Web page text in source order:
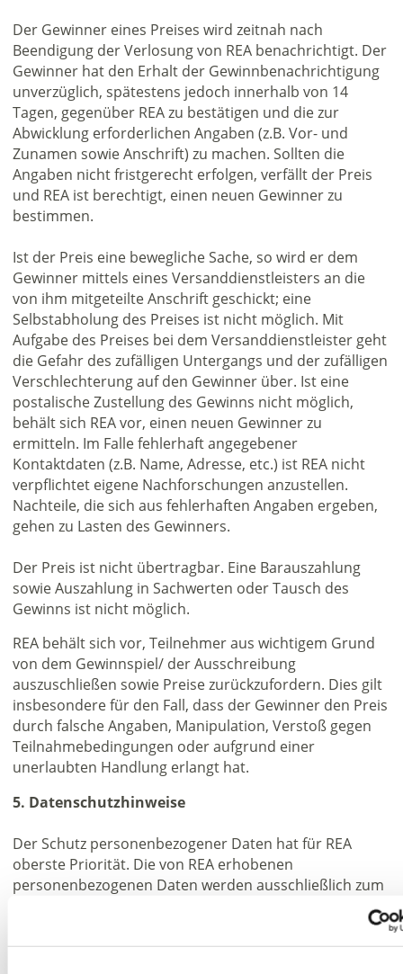
Der Gewinner eines Preises wird zeitnah nach
Beendigung der Verlosung von REA benachrichtigt. Der
Gewinner hat den Erhalt der Gewinnbenachrichtigung
unverzüglich, spätestens jedoch innerhalb von 14
Tagen, gegenüber REA zu bestätigen und die zur
Abwicklung erforderlichen Angaben (z.B. Vor- und
Zunamen sowie Anschrift) zu machen. Sollten die
Angaben nicht fristgerecht erfolgen, verfällt der Preis
und REA ist berechtigt, einen neuen Gewinner zu
bestimmen.
Ist der Preis eine bewegliche Sache, so wird er dem
Gewinner mittels eines Versanddienstleisters an die
von ihm mitgeteilte Anschrift geschickt; eine
Selbstabholung des Preises ist nicht möglich. Mit
Aufgabe des Preises bei dem Versanddienstleister geht
die Gefahr des zufälligen Untergangs und der zufälligen
Verschlechterung auf den Gewinner über. Ist eine
postalische Zustellung des Gewinns nicht möglich,
behält sich REA vor, einen neuen Gewinner zu
ermitteln. Im Falle fehlerhaft angegebener
Kontaktdaten (z.B. Name, Adresse, etc.) ist REA nicht
verpflichtet eigene Nachforschungen anzustellen.
Nachteile, die sich aus fehlerhaften Angaben ergeben,
gehen zu Lasten des Gewinners.
Der Preis ist nicht übertragbar. Eine Barauszahlung
sowie Auszahlung in Sachwerten oder Tausch des
Gewinns ist nicht möglich.
REA behält sich vor, Teilnehmer aus wichtigem Grund
von dem Gewinnspiel/ der Ausschreibung
auszuschließen sowie Preise zurückzufordern. Dies gilt
insbesondere für den Fall, dass der Gewinner den Preis
durch falsche Angaben, Manipulation, Verstoß gegen
Teilnahmebedingungen oder aufgrund einer
unerlaubten Handlung erlangt hat.
5. Datenschutzhinweise
Der Schutz personenbezogener Daten hat für REA
oberste Priorität. Die von REA erhobenen
personenbezogenen Daten werden ausschließlich zum
Gewinnspiels/ der Ausschreibung genutzt (Art. 6 I 1b)
DSGVO). Die Daten werden bei REA nur solange